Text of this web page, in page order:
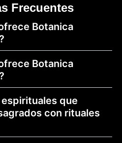
Frecuentes
Botanica
Botanica
que
con rituales